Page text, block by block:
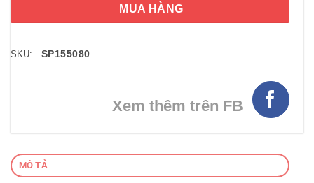
MUA HÀNG
SKU: SP155080
Xem thêm trên FB
MÔ TẢ